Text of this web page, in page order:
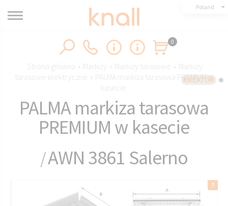
KREATOR
Poland
0
Strona główna › Markizy › Markizy tarasowe › Markizy
tarasowe elektryczne
› PALMA markiza tarasowa PREMIUM w
kasecie
PALMA markiza tarasowa
PREMIUM w kasecie
/AWN 3861 Salerno